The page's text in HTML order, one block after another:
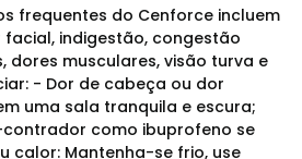
frequentes do Cenforce incluem
indigestão, congestão
dores musculares, visão turva e
- Dor de cabeça ou dor
uma sala tranquila e escura;
como ibuprofeno se
calor: Mantenha-se frio, use